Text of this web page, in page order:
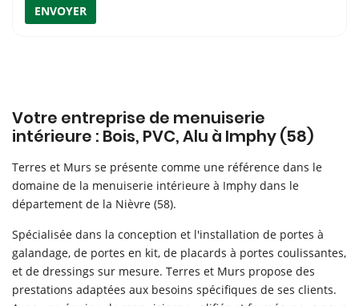
ENVOYER
Votre entreprise de menuiserie
intérieure : Bois, PVC, Alu à Imphy (58)
Terres et Murs se présente comme une référence dans le
domaine de la menuiserie intérieure à Imphy dans le
département de la Nièvre (58).
Spécialisée dans la conception et l'installation de portes à
galandage, de portes en kit, de placards à portes coulissantes,
et de dressings sur mesure. Terres et Murs propose des
prestations adaptées aux besoins spécifiques de ses clients.